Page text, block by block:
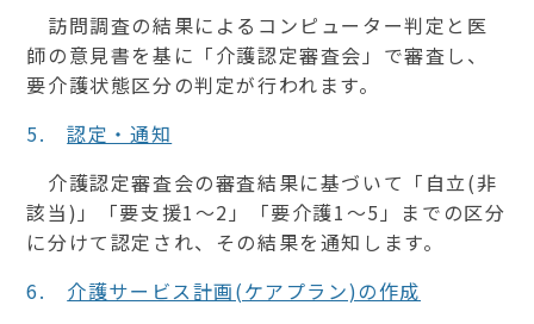
訪問調査の結果によるコンピューター判定と医
師の意見書を基に「介護認定審査会」で審査し、
要介護状態区分の判定が行われます。
5.認定・通知
介護認定審査会の審査結果に基づいて「自立(非
該当)」「要支援1～2」「要介護1～5」までの区分
に分けて認定され、その結果を通知します。
6. 介護サービス計画(ケアプラン)の作成